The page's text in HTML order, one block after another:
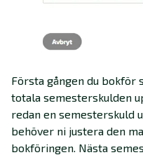
Första gången du bokför
totala semesterskulden
redan en semesterskuld
behöver ni justera den
bokföringen. Nästa